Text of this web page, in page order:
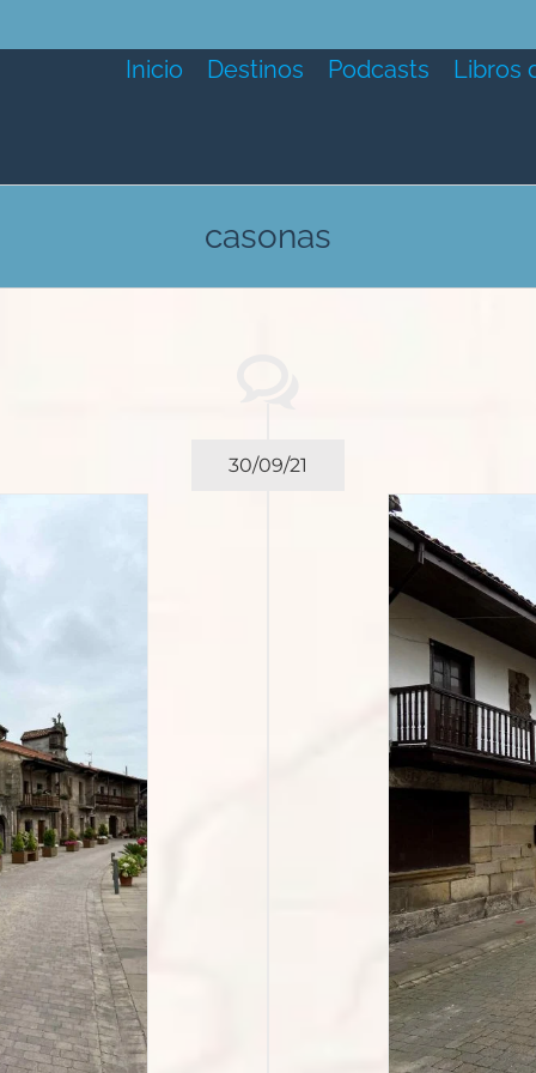
Inicio Destinos Podcasts Libros
casonas
30/09/21
Cartes en Cantabria
España